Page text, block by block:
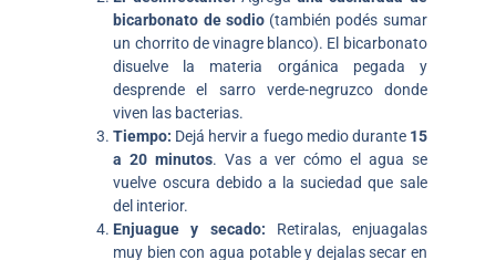
bicarbonato de sodio(también podés sumar
un chorrito de vinagre blanco). El bicarbonato
disuelve la materia orgánica pegada y
desprende el sarro verde-negruzco donde
viven las bacterias.
Tiempo: Dejá hervir a fuego medio durante 15
a 20 minutos. Vas a ver cómo el agua se
vuelve oscura debido a la suciedad que sale
del interior.
Enjuague y secado: Retiralas, enjuagalas
muy bien con agua potable y dejalas secar en